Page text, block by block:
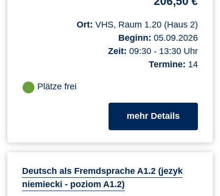
Ort: VHS, Raum 1.20 (Haus 2)
Beginn: 05.09.2026
Zeit: 09:30 - 13:30 Uhr
Termine: 14
Plätze frei
mehr Detailszum
Deutsch als Fremdsprache A1.2 (jezyk
niemiecki - poziom A1.2)